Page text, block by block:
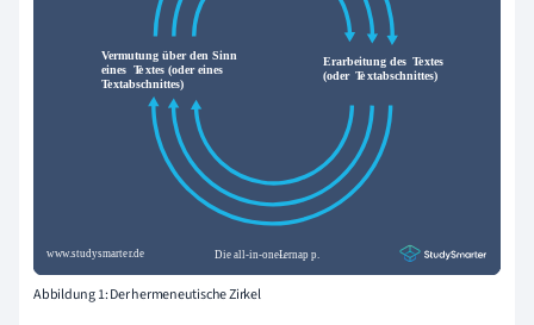
Abbildung 1: Der hermeneutische Zirkel